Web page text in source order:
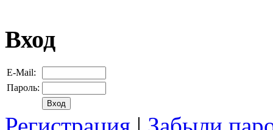
Вход
E-Mail:
Пароль: